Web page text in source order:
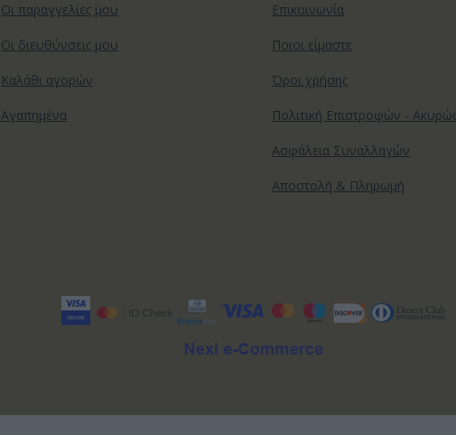
Οι παραγγελίες μου
Οι διευθύνσεις μου
Καλάθι αγορών
Αγαπημένα
Επικοινωνία
Ποιοι είμαστε
Όροι χρήσης
Πολιτική Επιστροφών -
Ασφάλεια Συναλλαγών
Αποστολή & Πληρωμή